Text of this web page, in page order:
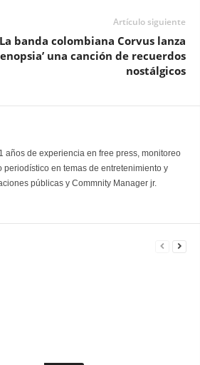
Artículo siguiente
La banda colombiana Corvus lanza
una canción de recuerdos
nostálgicos
años de experiencia en free press, monitoreo
en temas de entretenimiento y
públicas y Commnity Manager jr.